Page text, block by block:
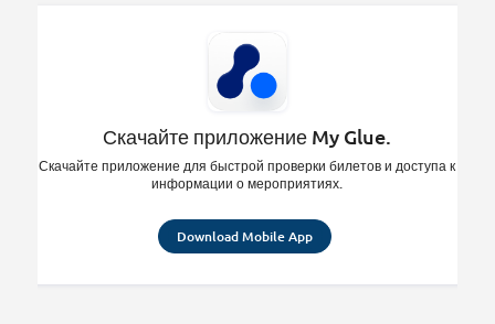
Скачайте приложение My Glue.
Скачайте приложение для быстрой проверки билетов и доступа к
информации о мероприятиях.
Download Mobile App